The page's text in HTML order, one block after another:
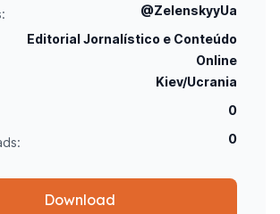
@ZelenskyyUa
Editorial Jornalístico e Conteúdo
Online
Kiev/Ucrania
0
0
Download